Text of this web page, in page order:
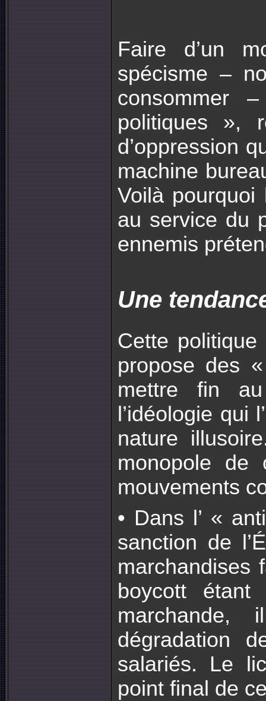
Faire d’un
spécisme –
consommer
politiques »,
d’oppression
machine
Voilà
au service du
ennemis
Une
Cette
propose des
mettre fin
l’idéologie qui
nature
monopole de
mouvements
• Dans l’ «
sanction de
marchandises
boycott étant
dégradation
salariés. Le
point final de